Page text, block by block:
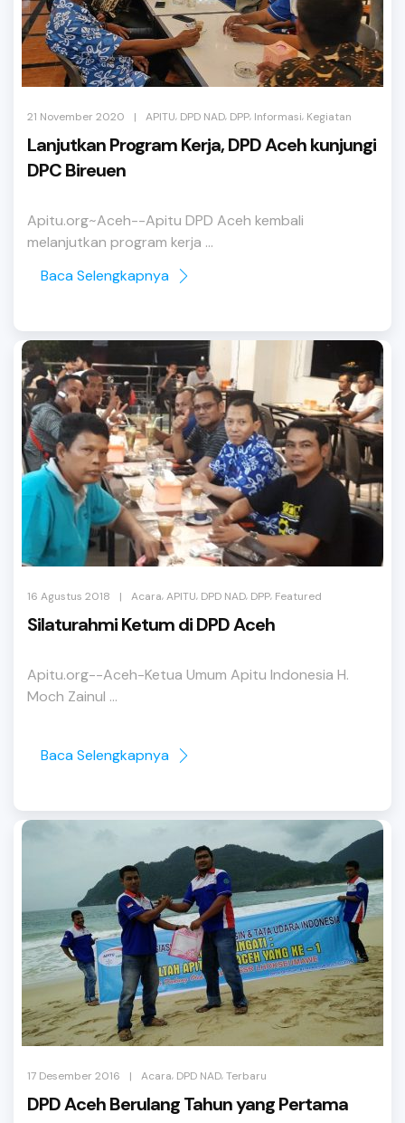
21 November 2020 | APITU, DPD NAD, DPP, Informasi, Kegiatan
Lanjutkan Program Kerja, DPD Aceh kunjungi
DPC Bireuen
Apitu.org~Aceh--Apitu DPD Aceh kembali
melanjutkan program kerja ...
Baca Selengkapnya
16 Agustus 2018 | Acara,APITU, DPD NAD, DPP, Featured
Silaturahmi Ketum di DPD Aceh
Apitu.org--Aceh-Ketua Umum Apitu Indonesia H.
Moch Zainul ...
Baca Selengkapnya
17 Desember 2016 | Acara, DPD NAD,Terbaru
DPD Aceh Berulang Tahun yang Pertama